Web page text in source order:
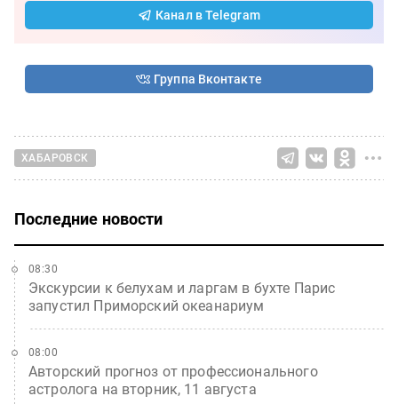
Канал в Telegram
Группа Вконтакте
ХАБАРОВСК
Последние новости
Экскурсии к белухам и ларгам в бухте Парис
запустил Приморский океанариум
08:30
Авторский прогноз от профессионального
астролога на вторник, 11 августа
08:00